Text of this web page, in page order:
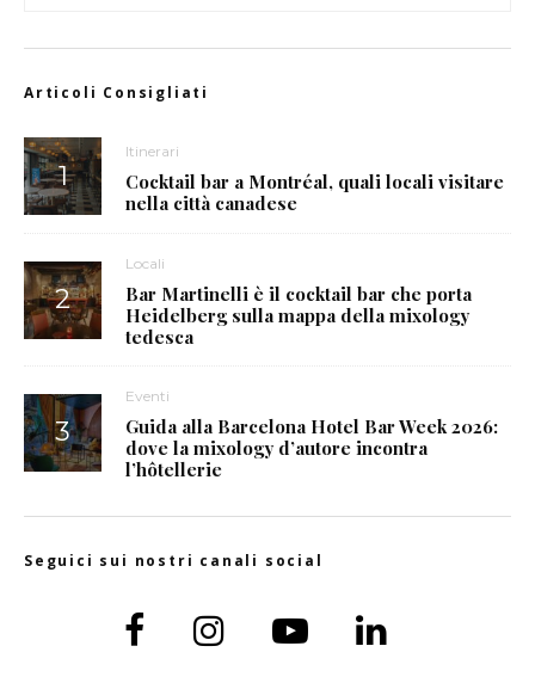
Articoli Consigliati
Itinerari
Cocktail bar a Montréal, quali locali visitare
nella città canadese
Locali
Bar Martinelli è il cocktail bar che porta
Heidelberg sulla mappa della mixology
tedesca
Eventi
Guida alla Barcelona Hotel Bar Week 2026:
dove la mixology d’autore incontra
l’hôtellerie
Seguici sui nostri canali social